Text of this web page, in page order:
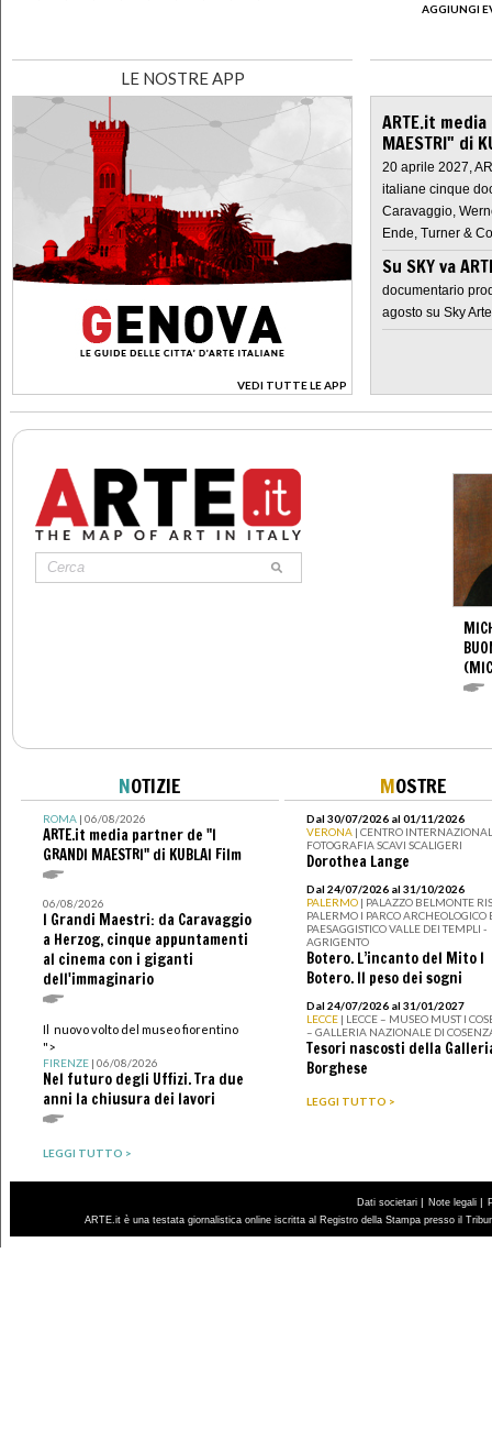
AGGIUNGI
LE NOSTRE APP
VEDI TUTTE LE APP
>
ARTE.it
MAESTRI" di
20 aprile 2027,
italiane cinque
Caravaggio,
Ende, Turner &
Su SKY va
documentario
agosto su Sky Arte
NOTIZIE
ROMA| 06/08/2026
ARTE.it media partner de "I
GRANDI MAESTRI" di KUBLAI Film
06/08/2026
I Grandi Maestri: da Caravaggio
a Herzog, cinque appuntamenti
al cinema con i giganti
dell'immaginario
Il nuovo volto del museo fiorentino
">
FIRENZE| 06/08/2026
Nel futuro degli Uffizi. Tra due
anni la chiusura dei lavori
LEGGI TUTTO >
MOSTRE
Dal 30/07/2026 al 01/11/2026
VERONA | CENTRO
FOTOGRAFIA SCAVI SCALIGERI
Dorothea Lange
Dal 24/07/2026 al 31/10/2026
PALERMO | PALAZZO BELMONTE
PALERMO I PARCO ARCHEOLOGICO
PAESAGGISTICO VALLE DEI TEMPLI -
AGRIGENTO
Botero. L’incanto del Mito I
Botero. Il peso dei sogni
Dal 24/07/2026 al 31/01/2027
LECCE | LECCE – MUSEO MUST I
– GALLERIA NAZIONALE DI
Tesori nascosti della
Borghese
LEGGI TUTTO >
Dati societari | Note legali |
ARTE.it è una testata giornalistica online iscritta al Registro della Stampa presso il